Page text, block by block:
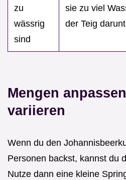
zu
wässrig
sind
sie zu viel
der Teig
Mengen
variieren
Wenn du den
Personen backst, kannst du
Nutze dann eine kleine